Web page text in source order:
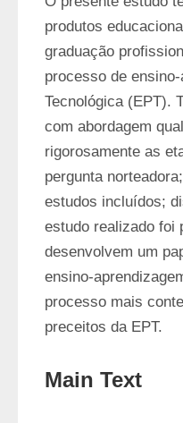
produtos
graduação
processo de
Tecnológica (EPT).
com abordagem
rigorosamente as
pergunta
estudos incluídos;
estudo realizado foi
desenvolvem um
ensino-
processo mais
preceitos da EPT.
Main Text